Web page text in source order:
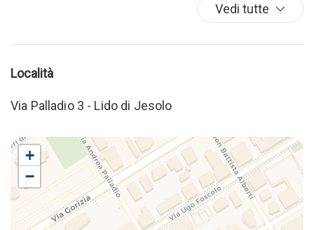
Vedi tutte
Località
Via Palladio 3 - Lido di Jesolo
+
−